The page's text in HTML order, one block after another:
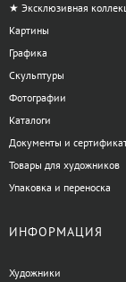
★ Эксклюзивная
Картины
Графика
Скульптуры
Фотографии
Каталоги
Документы и
Товары для художников
Упаковка и переноска
ИНФОРМАЦИЯ
Художники